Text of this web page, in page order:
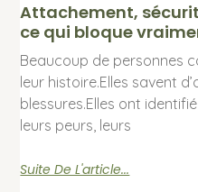
Attachement,
ce qui bloque
Beaucoup de personnes
leur histoire.Elles savent
blessures.Elles ont
leurs peurs, leurs
Suite De L'article...